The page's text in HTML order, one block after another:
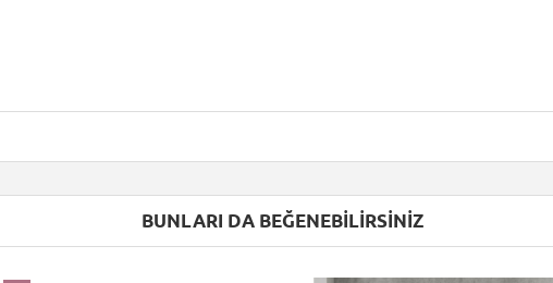
BUNLARI DA BEĞENEBILIRSINIZ